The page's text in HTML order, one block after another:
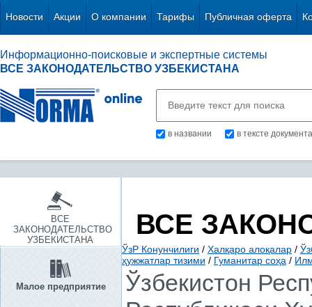
Новости Акции О компании Тарифы Публичная оферта
Информационно-поисковые и экспертные системы
ВСЕ ЗАКОНОДАТЕЛЬСТВО УЗБЕКИСТАНА
в названии в тексте документа
ВСЕ
ЗАКОНОДАТЕЛЬСТВО
УЗБЕКИСТАНА
Малое предприятие
ВСЕ
ЎзР Конунчилиги / Халқаро алоқалар /
ҳужжатлар тизими / Гуманитар соҳа /
Ўзбекистон